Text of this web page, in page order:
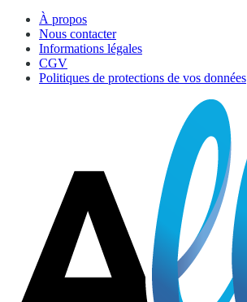
À propos
Nous contacter
Informations légales
CGV
Politiques de protections de vos données